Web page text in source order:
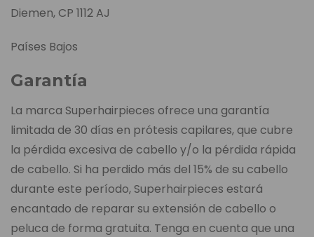
Diemen, CP 1112 AJ
Países Bajos
Garantía
La marca Superhairpieces ofrece una garantía
limitada de 30 días en prótesis capilares, que cubre
la pérdida excesiva de cabello y/o la pérdida rápida
de cabello. Si ha perdido más del 15% de su cabello
durante este período, Superhairpieces estará
encantado de reparar su extensión de cabello o
peluca de forma gratuita. Tenga en cuenta que una